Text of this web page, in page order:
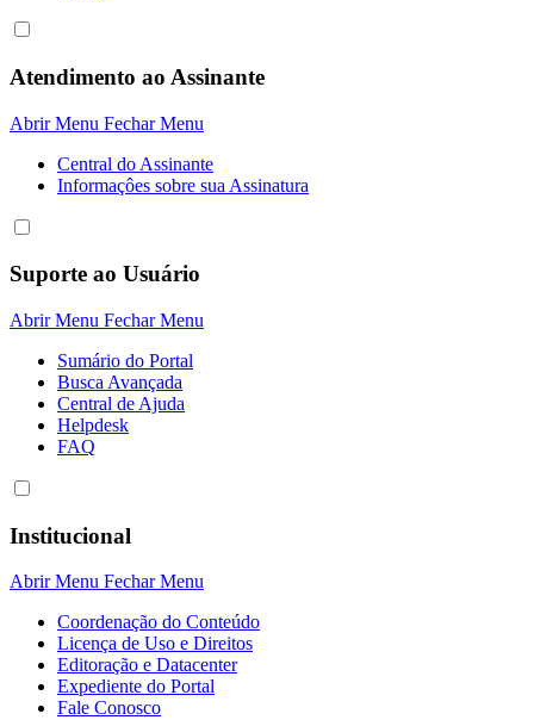
Atendimento ao Assinante
Abrir Menu Fechar Menu
Central do Assinante
Informaçôes sobre sua Assinatura
Suporte ao Usuário
Abrir Menu Fechar Menu
Sumário do Portal
Busca Avançada
Central de Ajuda
Helpdesk
FAQ
Institucional
Abrir Menu Fechar Menu
Coordenação do Conteúdo
Licença de Uso e Direitos
Editoração e Datacenter
Expediente do Portal
Fale Conosco